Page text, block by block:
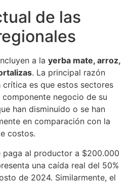
de las
a la yerba mate, arroz,
. La principal razón
es que estos sectores
negocio de su
han disminuido o se han
en comparación con la
costos.
paga al productor a $200.000
una caída real del 50%
de 2024. Similarmente, el